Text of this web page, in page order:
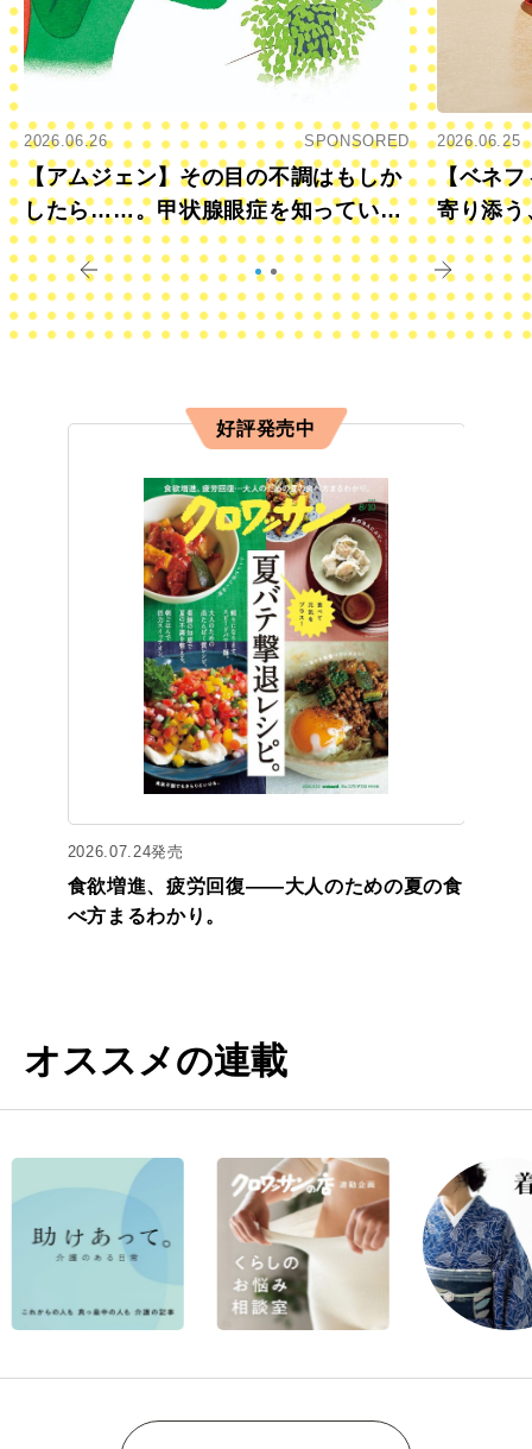
2026.06.26 SPONSORED
【アムジェン】その目の不調はもしか
したら……。甲状腺眼症を知っていま
すか？
2026.06.25
【ベネフ
寄り添う
きに
好評発売中
2026.07.24発売
食欲増進、疲労回復——大人のための夏の食
べ方まるわかり。
オススメの連載